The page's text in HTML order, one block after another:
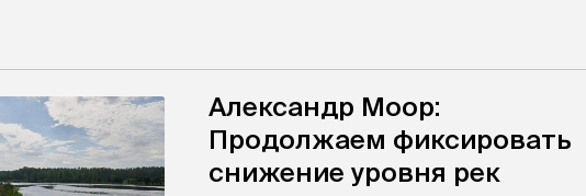
Александр Моор:
Продолжаем фиксировать
снижение уровня рек